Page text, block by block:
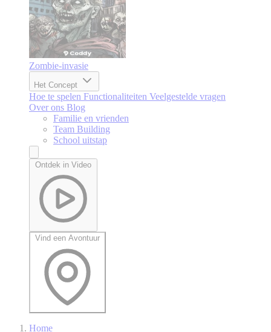
Zombie-invasie
Het Concept
Hoe te spelen Functionaliteiten Veelgestelde vragen
Over ons Blog
Familie en vrienden
Team Building
School uitstap
Ontdek in Video
Vind een Avontuur
Home